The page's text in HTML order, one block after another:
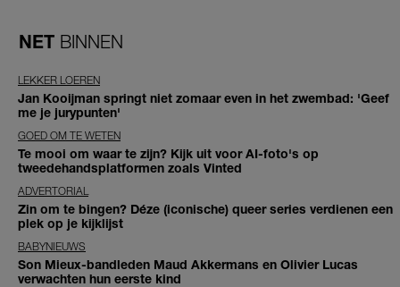
NET BINNEN
LEKKER LOEREN
Jan Kooijman springt niet zomaar even in het zwembad: 'Geef
me je jurypunten'
GOED OM TE WETEN
Te mooi om waar te zijn? Kijk uit voor AI-foto's op
tweedehandsplatformen zoals Vinted
ADVERTORIAL
Zin om te bingen? Déze (iconische) queer series verdienen een
plek op je kijklijst
BABYNIEUWS
Son Mieux-bandleden Maud Akkermans en Olivier Lucas
verwachten hun eerste kind